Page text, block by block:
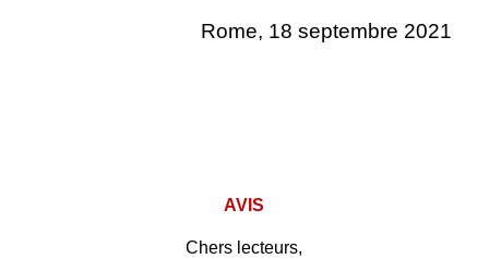
Rome, 18 septembre 2021
AVIS
Chers lecteurs,